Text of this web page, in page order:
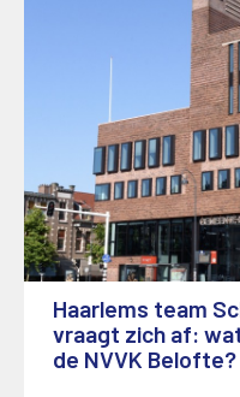
Haarlems team
vraagt zich af:
de NVVK Belofte?